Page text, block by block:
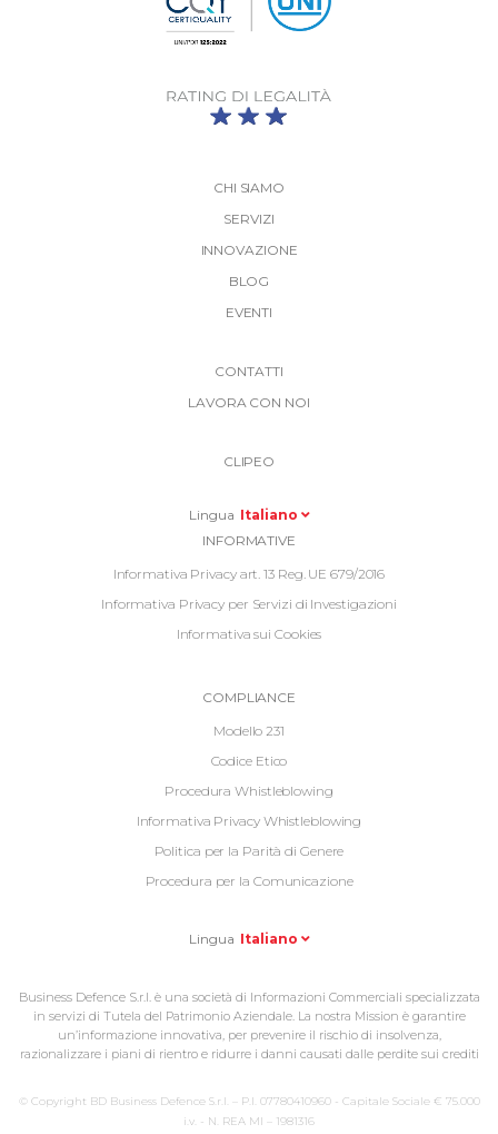
CHI SIAMO
SERVIZI
INNOVAZIONE
BLOG
EVENTI
CONTATTI
LAVORA CON NOI
CLIPEO
Lingua Italiano
Informative
Footer
INFORMATIVE
Informativa Privacy art. 13 Reg. UE 679/2016
Informativa Privacy per Servizi di Investigazioni
Informativa sui Cookies
InformativeCOMPLIANCE
Modello 231
Codice Etico
Procedura Whistleblowing
Informativa Privacy Whistleblowing
Politica per la Parità di Genere
Procedura per la Comunicazione
Lingua Italiano
Business Defence S.r.l. è una società di Informazioni Commerciali specializzata
in servizi di Tutela del Patrimonio Aziendale. La nostra Mission è garantire
un’informazione innovativa, per prevenire il rischio di insolvenza,
razionalizzare i piani di rientro e ridurre i danni causati dalle perdite sui crediti
© Copyright BD Business Defence S.r.l. – P.I. 07780410960 - Capitale Sociale € 75.000
i.v. - N. REA MI – 1981316